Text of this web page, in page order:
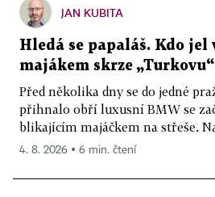
JAN KUBITA
Hledá se papaláš. Kdo jel
majákem skrze
Před několika dny se do jedné
přihnalo obří luxusní BMW se
blikajícím majáčkem na střeše.
4. 8. 2026 ▪ 6 min. čtení